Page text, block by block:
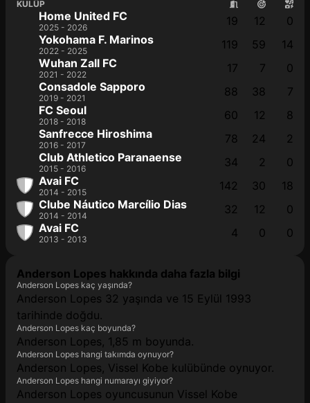
KULÜP
Home United FC
2025 - 2026 19 12
0
Yokohama F. Marinos
2022 - 2025 119 59
14
Wuhan Zall FC
2021 - 2022 17 7
0
Consadole Sapporo
2019 - 2021 88 38
7
FC Seoul
2018 - 2018 60 12
8
Sanfrecce Hiroshima
2016 - 2017 78 24
2
Club Athletico Paranaense
2015 - 2016 34 2
0
Avai FC
2014 - 2015 142 30
18
Clube Náutico Marcílio Dias
2014 - 2014 32 12
0
Avai FC
2013 - 2013 4 0 0
Anderson Lopes hakkında daha fazla bilgi
Anderson Lopes kaç yaşında?
Anderson Lopes 32 yaşında ve 15 Eylül 1993
tarihinde doğdu.
Anderson Lopes kaç boyunda?
Anderson Lopes, 1,85 m boyunda.
Anderson Lopes hangi takımda oynuyor?
Anderson Lopes, Vissel Kobe kulübünde oynuyor.
Anderson Lopes hangi numarayı giyiyor?
Anderson Lopes oyuncusunun Vissel Kobe